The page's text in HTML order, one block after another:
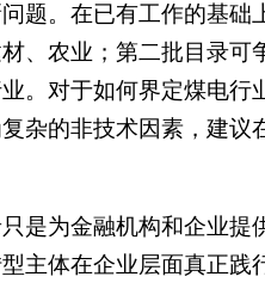
题。在已有工作的基础
、农业；第二批目录可
。对于如何界定煤电行
杂的非技术因素，建议
为金融机构和企业提
主体在企业层面真正践